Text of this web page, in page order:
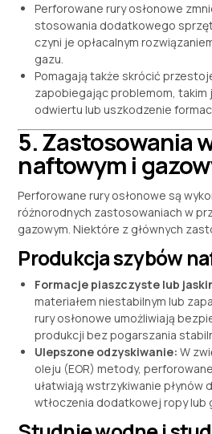
Perforowane rury osłonowe
stosowania dodatkowego
czyni je opłacalnym
gazu.
Pomagają także skrócić
zapobiegając problemom, takim
odwiertu lub uszkodzenie
5. Zastosowania
naftowym i
Perforowane rury osłonowe są
różnorodnych zastosowaniach w
gazowym. Niektóre z głównych
Produkcja szybów
Formacje piaszczyste lub
materiałem niestabilnym lub
rury osłonowe umożliwiają
produkcji bez pogarszania
Ulepszone odzyskiwanie: W
oleju (EOR) metody,
ułatwiają wstrzykiwanie płynów
wtłoczenia dodatkowej ropy lub